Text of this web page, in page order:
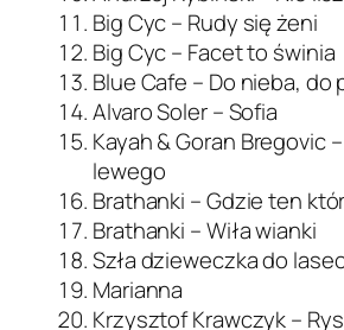
Big Cyc – Rudy się żeni
Big Cyc – Facet to świnia
Blue Cafe – Do nieba, do
Alvaro Soler – Sofia
Kayah & Goran Bregovic
lewego
Brathanki – Gdzie ten
Brathanki – Wiła wianki
Szła dzieweczka do
Marianna
Krzysztof Krawczyk –